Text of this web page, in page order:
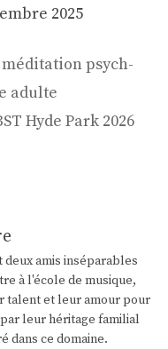
2025
psych-
adulte
Hyde Park 2026
deux amis inséparables
à l'école de musique,
talent et leur amour pour
leur héritage familial
dans ce domaine.